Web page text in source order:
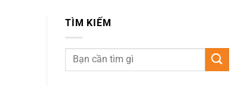
TÌM KIẾM